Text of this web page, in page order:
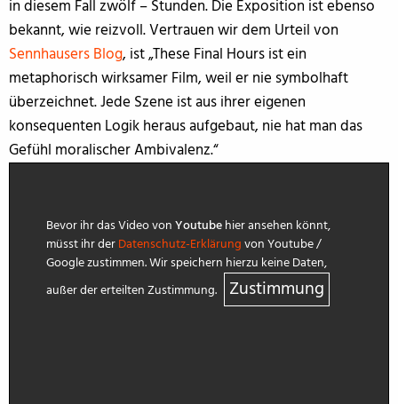
in diesem Fall zwölf – Stunden. Die Exposition ist ebenso
bekannt, wie reizvoll. Vertrauen wir dem Urteil von
Sennhausers Blog, ist „These Final Hours ist ein
metaphorisch wirksamer Film, weil er nie symbolhaft
überzeichnet. Jede Szene ist aus ihrer eigenen
konsequenten Logik heraus aufgebaut, nie hat man das
Gefühl moralischer Ambivalenz.“
Bevor ihr das Video vonYoutubehier ansehen könnt,
müsst ihr derDatenschutz-Erklärungvon Youtube /
Google zustimmen. Wir speichern hierzu keine Daten,
außer der erteilten Zustimmung.
Zustimmung